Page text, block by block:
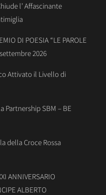
l’ Affascinante
DI POESIA “LE PAROLE
2026
Attivato il Livello di
Partnership SBM – BE
della Croce Rossa
ANNIVERSARIO
ALBERTO